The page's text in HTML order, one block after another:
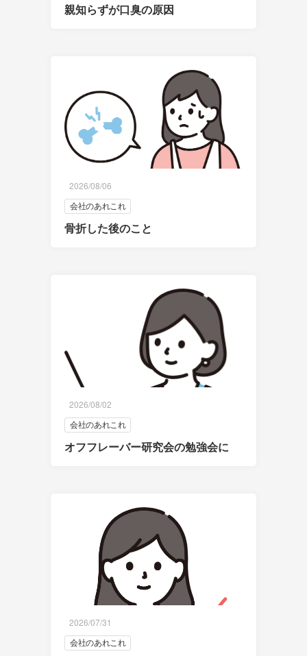
親知らずが口臭の原因
2026/08/06
会社のあれこれ
骨折した後のこと
2026/08/02
会社のあれこれ
オフフレーバー研究会の勉強会に
2026/07/31
会社のあれこれ